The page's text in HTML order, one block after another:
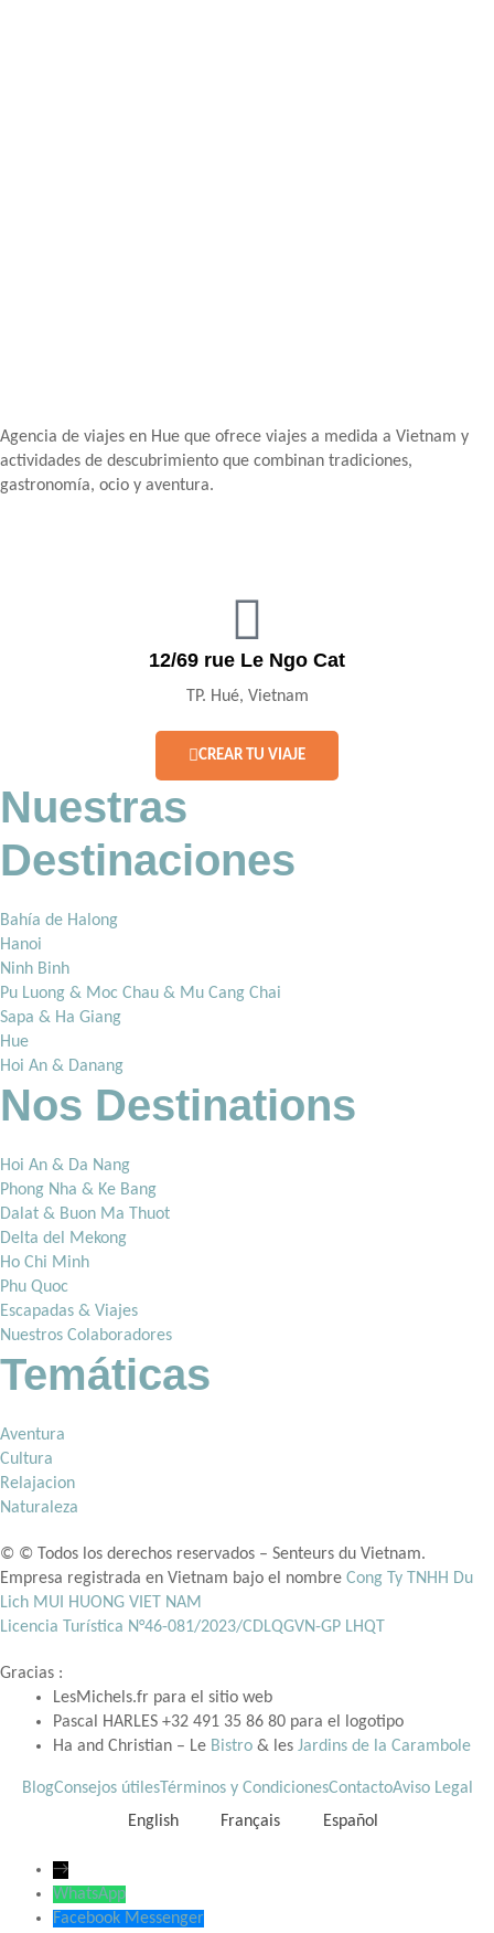
Agencia de viajes en Hue que ofrece viajes a medida a Vietnam y
actividades de descubrimiento que combinan tradiciones,
gastronomía, ocio y aventura.
12/69 rue Le Ngo Cat
TP. Hué, Vietnam
CREAR TU VIAJE
Nuestras
Destinaciones
Bahía de Halong
Hanoi
Ninh Binh
Pu Luong & Moc Chau & Mu Cang Chai
Sapa & Ha Giang
Hue
Hoi An & Danang
Nos Destinations
Hoi An & Da Nang
Phong Nha & Ke Bang
Dalat & Buon Ma Thuot
Delta del Mekong
Ho Chi Minh
Phu Quoc
Escapadas & Viajes
Nuestros Colaboradores
Temáticas
Aventura
Cultura
Relajacion
Naturaleza
© © Todos los derechos reservados – Senteurs du Vietnam.
Empresa registrada en Vietnam bajo el nombre Cong Ty TNHH Du
Lich MUI HUONG VIET NAM
Licencia Turística N°46-081/2023/CDLQGVN-GP LHQT
Gracias :
LesMichels.fr para el sitio web
Pascal HARLES +32 491 35 86 80 para el logotipo
Ha and Christian – Le Bistro & les Jardins de la Carambole
BlogConsejos útilesTérminos y CondicionesContactoAviso Legal
English
Français Español
→
WhatsApp
Facebook Messenger